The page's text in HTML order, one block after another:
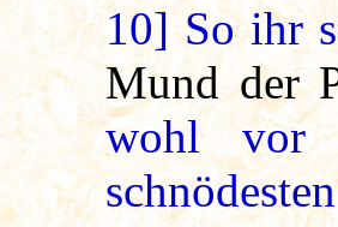
10] So ihr
Mund der
wohl vor